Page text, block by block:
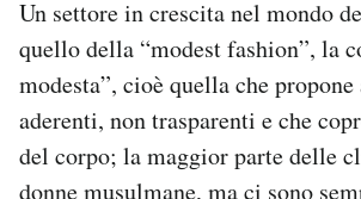
SHOP
AREA PERSONALE
Un settore in crescita nel mondo
quello della “modest fashion”, la
modesta”, cioè quella che
aderenti, non trasparenti e che
del corpo; la maggior parte delle
donne musulmane, ma ci sono